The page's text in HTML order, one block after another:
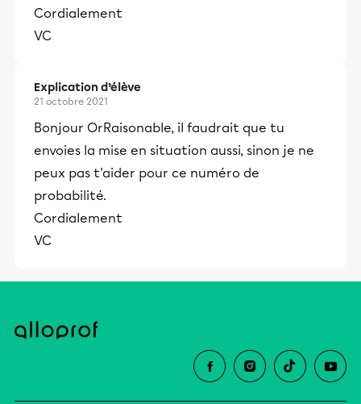
Cordialement
VC
Explication d’élève
21 octobre 2021
Bonjour OrRaisonable, il faudrait que tu
envoies la mise en situation aussi, sinon je ne
peux pas t'aider pour ce numéro de
probabilité.
Cordialement
VC